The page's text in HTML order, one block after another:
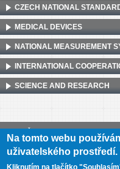
CZECH NATIONAL
MEDICAL DEVICES
NATIONAL MEASUREMENT
INTERNATIONAL
SCIENCE AND RESEARCH
Mapa webu
Na tomto webu
uživatelského prostředí.
Kliknutím na tlačítko